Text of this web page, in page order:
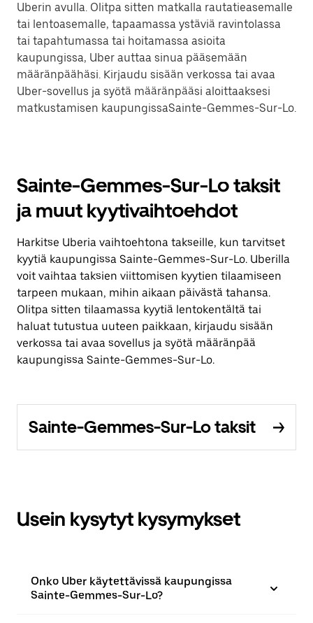
Uberin avulla. Olitpa sitten matkalla rautatieasemalle
tai lentoasemalle, tapaamassa ystäviä ravintolassa
tai tapahtumassa tai hoitamassa asioita
kaupungissa, Uber auttaa sinua pääsemään
määränpäähäsi. Kirjaudu sisään verkossa tai avaa
Uber-sovellus ja syötä määränpääsi aloittaaksesi
matkustamisen kaupungissaSainte-Gemmes-Sur-Lo.
Sainte-Gemmes-Sur-Lo taksit
ja muut kyytivaihtoehdot
Harkitse Uberia vaihtoehtona takseille, kun tarvitset
kyytiä kaupungissa Sainte-Gemmes-Sur-Lo. Uberilla
voit vaihtaa taksien viittomisen kyytien tilaamiseen
tarpeen mukaan, mihin aikaan päivästä tahansa.
Olitpa sitten tilaamassa kyytiä lentokentältä tai
haluat tutustua uuteen paikkaan, kirjaudu sisään
verkossa tai avaa sovellus ja syötä määränpää
kaupungissa Sainte-Gemmes-Sur-Lo.
Sainte-Gemmes-Sur-Lo taksit
Usein kysytyt kysymykset
Onko Uber käytettävissä kaupungissa
Sainte-Gemmes-Sur-Lo?